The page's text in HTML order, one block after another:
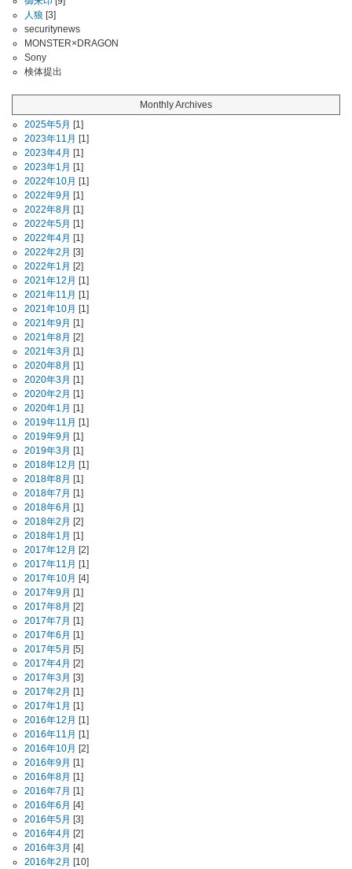
人狼 [3]
securitynews
MONSTER×DRAGON
Sony
検体提出
Monthly Archives
2025年5月 [1]
2023年11月 [1]
2023年4月 [1]
2023年1月 [1]
2022年10月 [1]
2022年9月 [1]
2022年8月 [1]
2022年5月 [1]
2022年4月 [1]
2022年2月 [3]
2022年1月 [2]
2021年12月 [1]
2021年11月 [1]
2021年10月 [1]
2021年9月 [1]
2021年8月 [2]
2021年3月 [1]
2020年8月 [1]
2020年3月 [1]
2020年2月 [1]
2020年1月 [1]
2019年11月 [1]
2019年9月 [1]
2019年3月 [1]
2018年12月 [1]
2018年8月 [1]
2018年7月 [1]
2018年6月 [1]
2018年2月 [2]
2018年1月 [1]
2017年12月 [2]
2017年11月 [1]
2017年10月 [4]
2017年9月 [1]
2017年8月 [2]
2017年7月 [1]
2017年6月 [1]
2017年5月 [5]
2017年4月 [2]
2017年3月 [3]
2017年2月 [1]
2017年1月 [1]
2016年12月 [1]
2016年11月 [1]
2016年10月 [2]
2016年9月 [1]
2016年8月 [1]
2016年7月 [1]
2016年6月 [4]
2016年5月 [3]
2016年4月 [2]
2016年3月 [4]
2016年2月 [10]